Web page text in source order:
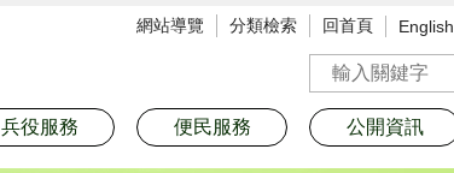
網站導覽 分類檢索 回首頁 English
搜尋
兵役服務 便民服務 公開資訊